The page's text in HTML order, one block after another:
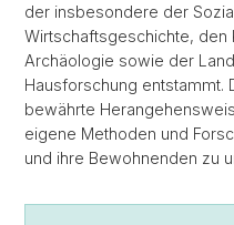
der insbesondere der
Wirtschaftsgeschichte,
Archäologie sowie der
Hausforschung entstammt.
bewährte
eigene Methoden und
und ihre Bewohnenden zu